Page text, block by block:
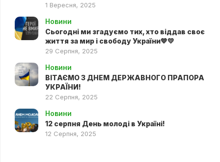
1 Вересня, 2025
Новини
Сьогодні ми згадуємо тих, хто віддав своє
життя за мир і свободу України💙💛
29 Серпня, 2025
Новини
ВІТАЄМО З ДНЕМ ДЕРЖАВНОГО ПРАПОРА
УКРАЇНИ!
22 Серпня, 2025
Новини
12 серпня День молоді в Україні!
12 Серпня, 2025